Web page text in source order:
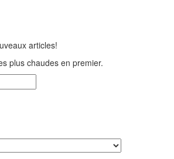
articles!
plus chaudes en premier.